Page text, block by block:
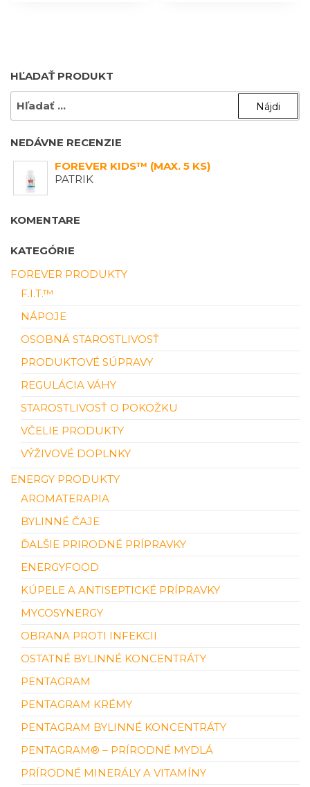
HĽADAŤ PRODUKT
HĽADAŤ:
NEDÁVNE RECENZIE
FOREVER KIDS™ (MAX. 5 KS)
PATRIK
KOMENTARE
KATEGÓRIE
FOREVER PRODUKTY
F.I.T.™
NÁPOJE
OSOBNÁ STAROSTLIVOSŤ
PRODUKTOVÉ SÚPRAVY
REGULÁCIA VÁHY
STAROSTLIVOSŤ O POKOŽKU
VČELIE PRODUKTY
VÝŽIVOVÉ DOPLNKY
ENERGY PRODUKTY
AROMATERAPIA
BYLINNÉ ČAJE
ĎALŠIE PRIRODNÉ PRÍPRAVKY
ENERGYFOOD
KÚPELE A ANTISEPTICKÉ PRÍPRAVKY
MYCOSYNERGY
OBRANA PROTI INFEKCII
OSTATNÉ BYLINNÉ KONCENTRÁTY
PENTAGRAM
PENTAGRAM KRÉMY
PENTAGRAM BYLINNÉ KONCENTRÁTY
PENTAGRAM® – PRÍRODNÉ MYDLÁ
PRÍRODNÉ MINERÁLY A VITAMÍNY